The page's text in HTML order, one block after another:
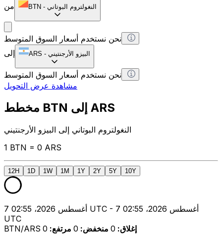
من
BTN - النغولتروم البوتاني
نحن نستخدم أسعار السوق المتوسط
إلى
ARS - البيزو الأرجنتيني
نحن نستخدم أسعار السوق المتوسط
مشاهدة عرض التحويل
مخطط BTN إلى ARS
النغولتروم البوتاني إلى البيزو الأرجنتيني
1 BTN = 0 ARS
12H 1D 1W 1M 1Y 2Y 5Y 10Y
7 أغسطس 2026، 02:55 UTC - 7 أغسطس 2026، 02:55
UTC
BTN/ARS
إغلاق:
0 منخفض:
0 مرتفع:
0